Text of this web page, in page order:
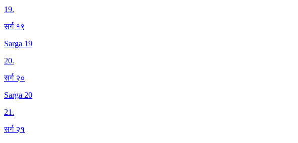
19.
सर्ग १९
Sarga 19
20.
सर्ग २०
Sarga 20
21.
सर्ग २१